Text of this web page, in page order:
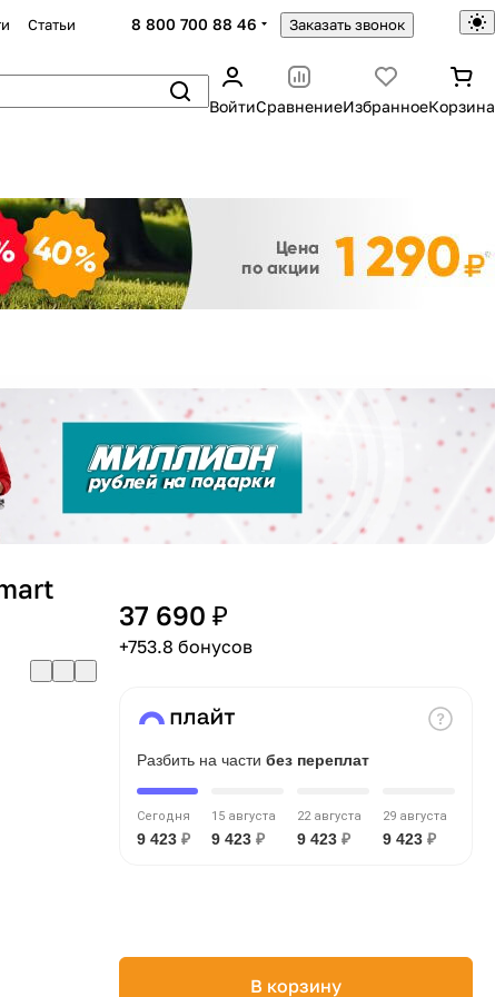
Статьи 8 800 700 88 46 Заказать звонок
ВойтиСравнениеИзбранноеКорзина
37 690 ₽
+753.8 бонусов
Разбить на части без переплат
Сегодня
9 423 ₽
15 августа
9 423 ₽
22 августа
9 423 ₽
29 августа
9 423 ₽
В корзину
Закрыть